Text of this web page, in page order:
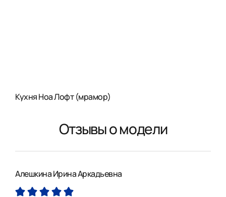
Кухня Ноа Лофт (мрамор)
Отзывы о модели
Алешкина Ирина Аркадьевна